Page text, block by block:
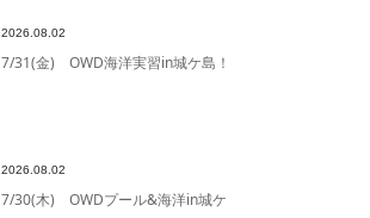
2026.08.02
7/31(金) OWD海洋実習in城ケ島！
2026.08.02
7/30(木) OWDプール&海洋in城ケ